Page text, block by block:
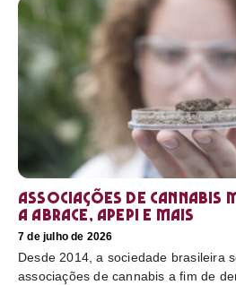
Associações de cannabis
a Abrace, Apepi e mais
7 de julho de 2026
Desde 2014, a sociedade brasileira
associações de cannabis a fim de